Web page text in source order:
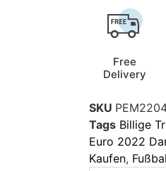
Free
Delivery
SKU
Tags Billige
Euro 2022
Kaufen,